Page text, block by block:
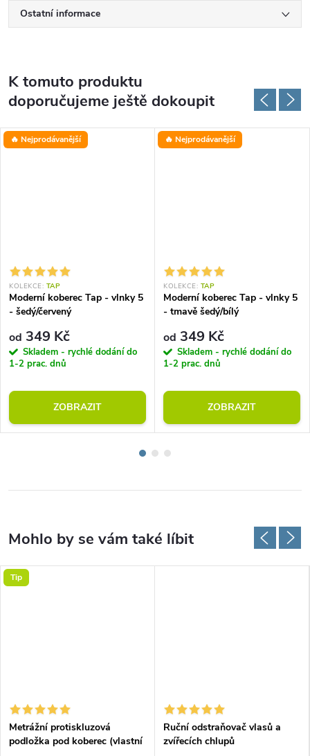
Ostatní informace
K tomuto produktu
doporučujeme ještě dokoupit
🔥 Nejprodávanější
KOLEKCE: TAP
Moderní koberec Tap - vlnky 5
- šedý/červený
od 349 Kč
Skladem - rychlé dodání do
1-2 prac. dnů
ZOBRAZIT
🔥 Nejprodávanější
KOLEKCE: TAP
Moderní koberec Tap - vlnky 5
- tmavě šedý/bílý
od 349 Kč
Skladem - rychlé dodání do
1-2 prac. dnů
ZOBRAZIT
Tip
Metrážní protiskluzová
podložka pod koberec (vlastní
Ruční odstraňovač vlasů a
zvířecích chlupů